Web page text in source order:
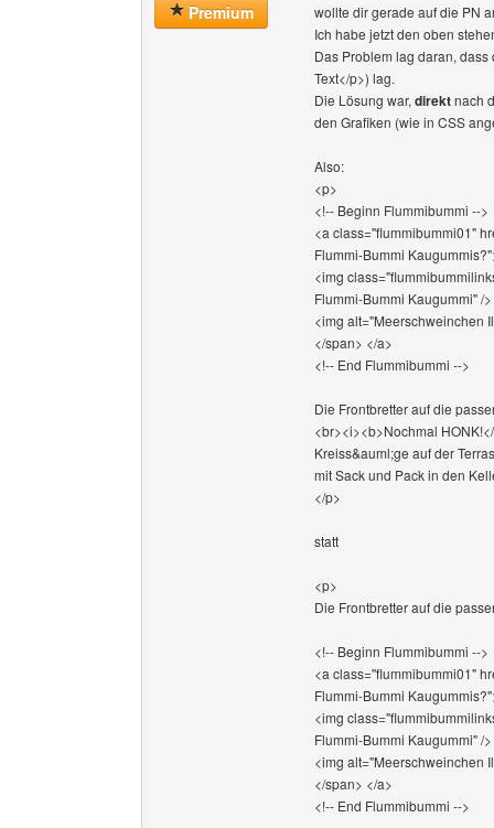
Premium
wollte dir gerade auf die PN
Ich habe jetzt den oben
Das Problem lag daran,
Text</p>) lag.
Die Lösung war, direktnach
den Grafiken (wie in CSS
Also:
<p>
<!-- Beginn Flummibummi -->
<a class="flummibummi01"
Flummi-Bummi
<img
Flummi-Bummi Kaugummi" /
<img alt="Meerschweinchen
</span> </a>
<!-- End Flummibummi -->
Die Frontbretter auf die
<br><i><b>Nochmal
Kreiss&auml;ge auf der
mit Sack und Pack in den
</p>
statt
<p>
Die Frontbretter auf die
<!-- Beginn Flummibummi -->
<a class="flummibummi01"
Flummi-Bummi
<img
Flummi-Bummi Kaugummi" /
<img alt="Meerschweinchen
</span> </a>
<!-- End Flummibummi -->